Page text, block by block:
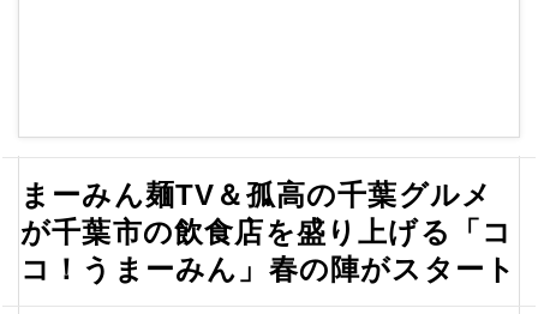
まーみん麺TV＆孤高の千葉グルメ
が千葉市の飲食店を盛り上げる「コ
コ！うまーみん」春の陣がスタート